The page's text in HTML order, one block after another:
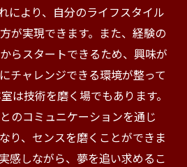
により、自分のライフスタイル
が実現できます。また、経験の
らスタートできるため、興味が
チャレンジできる環境が整って
は技術を磨く場でもあります。
のコミュニケーションを通じ
り、センスを磨くことができま
感しながら、夢を追い求めるこ